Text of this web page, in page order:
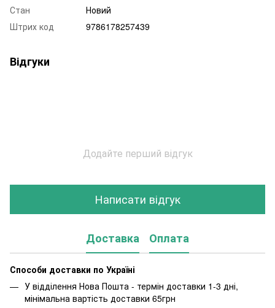
Стан
Новий
Штрих код
9786178257439
Відгуки
Додайте перший відгук
Написати відгук
Доставка Оплата
Способи доставки по Україні
У відділення Нова Пошта - термін доставки 1-3 дні,
мінімальна вартість доставки 65грн